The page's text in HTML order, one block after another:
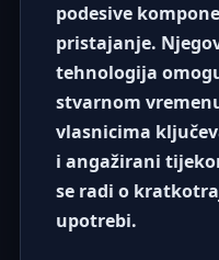
podesive
pristajanje.
tehnologija
stvarnom
vlasnicima
i angažirani
se radi o
upotrebi.